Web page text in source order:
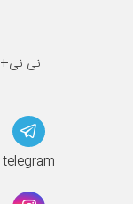
نی نی+
telegram